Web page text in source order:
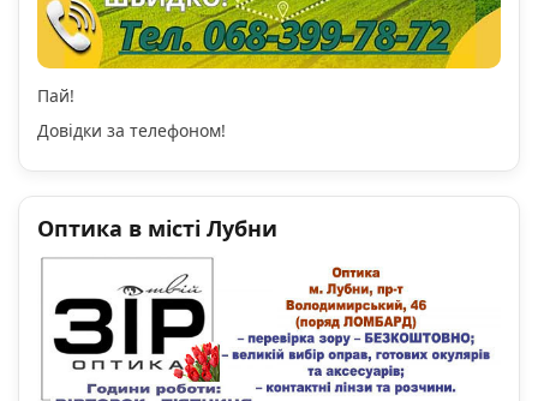
Пай!
Довідки за телефоном!
Оптика в місті Лубни